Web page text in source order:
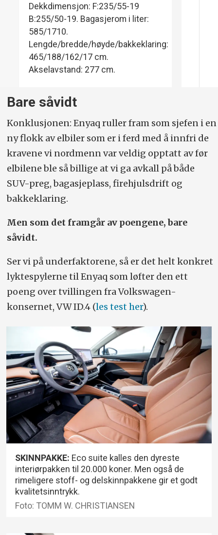
Dekkdimensjon: F:235/55-19
B:255/50-19. Bagasjerom i liter:
585/1710.
Lengde/bredde/høyde/bakkeklaring:
465/188/162/17 cm.
Akselavstand: 277 cm.
Bare såvidt
Konklusjonen: Enyaq ruller fram som sjefen i en
ny flokk av elbiler som er i ferd med å innfri de
kravene vi nordmenn var veldig opptatt av før
elbilene ble så billige at vi ga avkall på både
SUV-preg, bagasjeplass, firehjulsdrift og
bakkeklaring.
Men som det framgår av poengene, bare
såvidt.
Ser vi på underfaktorene, så er det helt konkret
lyktespylerne til Enyaq som løfter den ett
poeng over tvillingen fra Volkswagen-
konsernet, VW ID.4 (les test her).
SKINNPAKKE: Eco suite kalles den dyreste
interiørpakken til 20.000 koner. Men også de
rimeligere stoff- og delskinnpakkene gir et godt
kvalitetsinntrykk.
Foto: TOMM W. CHRISTIANSEN